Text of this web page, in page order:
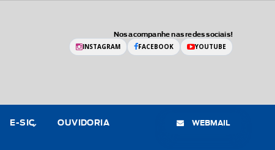
Nos acompanhe nas redes sociais!
INSTAGRAM FACEBOOK YOUTUBE
E-SIC OUVIDORIA WEBMAIL